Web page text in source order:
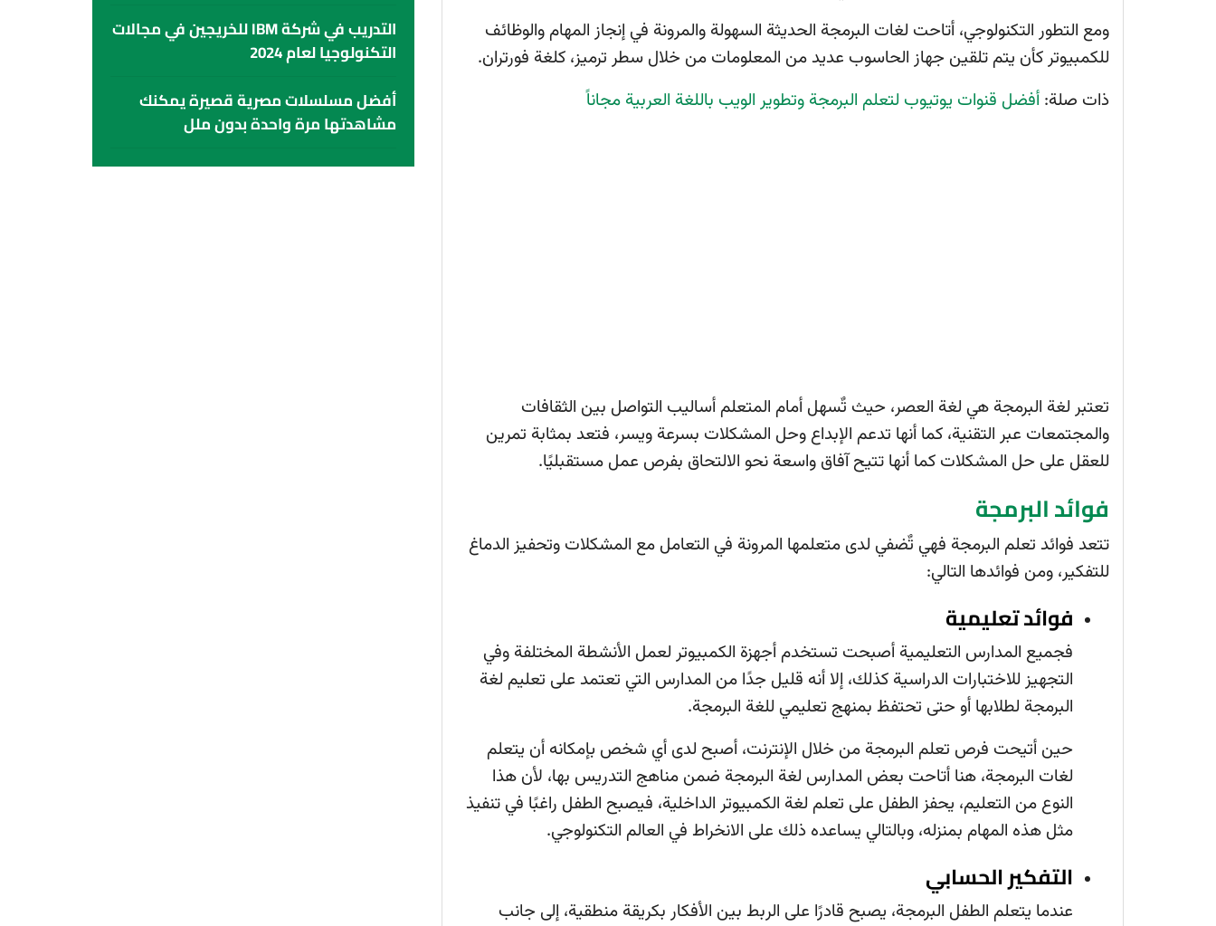
ومع التطور التكنولوجي، أتاحت لغات البرمجة الحديثة السهولة والمرونة في إنجاز المهام والوظائف
للكمبيوتر كأن يتم تلقين جهاز الحاسوب عديد من المعلومات من خلال سطر ترميز، كلغة فورتران.
ذات صلة: أفضل قنوات يوتيوب لتعلم البرمجة وتطوير الويب باللغة العربية مجاناً
تعتبر لغة البرمجة هي لغة العصر، حيث تٌسهل أمام المتعلم أساليب التواصل بين الثقافات
والمجتمعات عبر التقنية، كما أنها تدعم الإبداع وحل المشكلات بسرعة ويسر، فتعد بمثابة تمرين
للعقل على حل المشكلات كما أنها تتيح آفاق واسعة نحو الالتحاق بفرص عمل مستقبليًا.
فوائد البرمجة
تتعد فوائد تعلم البرمجة فهي تٌضفي لدى متعلمها المرونة في التعامل مع المشكلات وتحفيز الدماغ
للتفكير، ومن فوائدها التالي:
فوائد تعليمية
فجميع المدارس التعليمية أصبحت تستخدم أجهزة الكمبيوتر لعمل الأنشطة المختلفة وفي
التجهيز للاختبارات الدراسية كذلك، إلا أنه قليل جدًا من المدارس التي تعتمد على تعليم لغة
البرمجة لطلابها أو حتى تحتفظ بمنهج تعليمي للغة البرمجة.
حين أتيحت فرص تعلم البرمجة من خلال الإنترنت، أصبح لدى أي شخص بإمكانه أن يتعلم
لغات البرمجة، هنا أتاحت بعض المدارس لغة البرمجة ضمن مناهج التدريس بها، لأن هذا
النوع من التعليم، يحفز الطفل على تعلم لغة الكمبيوتر الداخلية، فيصبح الطفل راغبًا في تنفيذ
مثل هذه المهام بمنزله، وبالتالي يساعده ذلك على الانخراط في العالم التكنولوجي.
التفكير الحسابي
عندما يتعلم الطفل البرمجة، يصبح قادرًا على الربط بين الأفكار بكريقة منطقية، إلى جانب
التدريب في شركة IBM للخريجين في مجالات
التكنولوجيا لعام 2024
أفضل مسلسلات مصرية قصيرة يمكنك
مشاهدتها مرة واحدة بدون ملل